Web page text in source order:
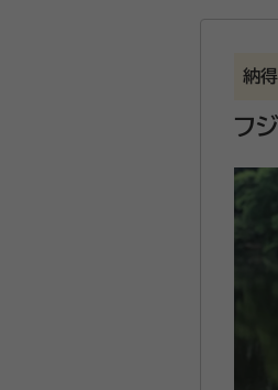
面
自
契
こ
大
京
大
市
や
納
フ